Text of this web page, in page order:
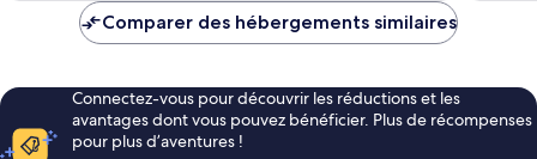
de
Comparer des hébergements similaires
Connectez-vous pour découvrir les réductions et les
avantages dont vous pouvez bénéficier. Plus de récompenses
pour plus d’aventures !